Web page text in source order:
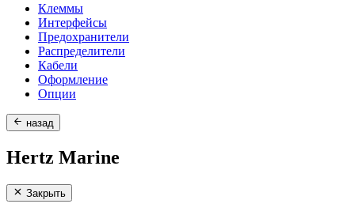
Клеммы
Интерфейсы
Предохранители
Распределители
Кабели
Оформление
Опции
назад
Hertz Marine
Закрыть